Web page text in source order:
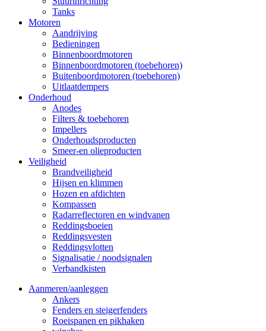
Tanks
Motoren
Aandrijving
Bedieningen
Binnenboordmotoren
Binnenboordmotoren (toebehoren)
Buitenboordmotoren (toebehoren)
Uitlaatdempers
Onderhoud
Anodes
Filters & toebehoren
Impellers
Onderhoudsproducten
Smeer-en olieproducten
Veiligheid
Brandveiligheid
Hijsen en klimmen
Hozen en afdichten
Kompassen
Radarreflectoren en windvanen
Reddingsboeien
Reddingsvesten
Reddingsvlotten
Signalisatie / noodsignalen
Verbandkisten
Aanmeren/aanleggen
Ankers
Fenders en steigerfenders
Roeispanen en pikhaken